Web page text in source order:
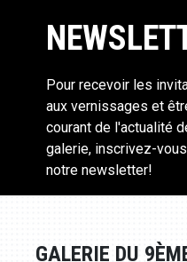
Pour recevoir les
aux vernissages et
courant de l'actualité
galerie, inscrivez-
notre newsletter!
GALERIE DU